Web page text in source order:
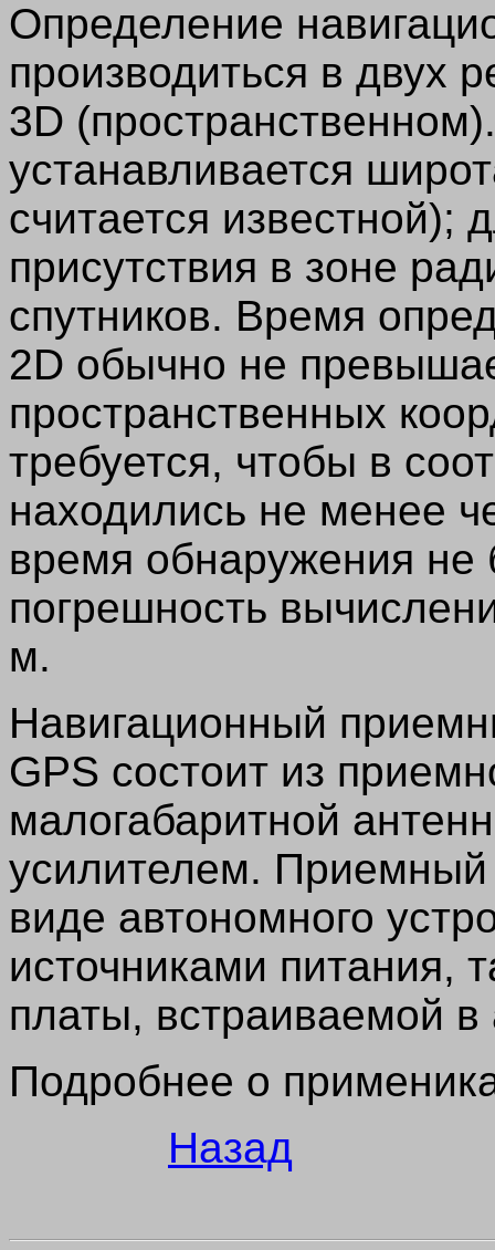
Определение
производиться в двух
3D
устанавливается
считается известной);
присутствия в зоне
спутников. Время
2D обычно не
пространственных
требуется, чтобы в
находились не менее
время обнаружения не
погрешность
м.
Навигационный
GPS состоит из
малогабаритной
усилителем. Приемный
виде автономного
источниками питания,
платы, встраиваемой
Подробнее о
Назад